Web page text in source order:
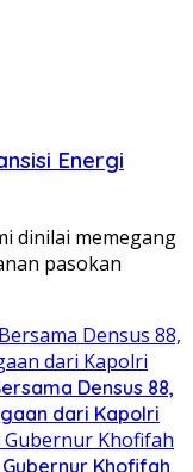
Energi
dinilai memegang
pasokan
Densus 88,
dari Kapolri
Khofifah